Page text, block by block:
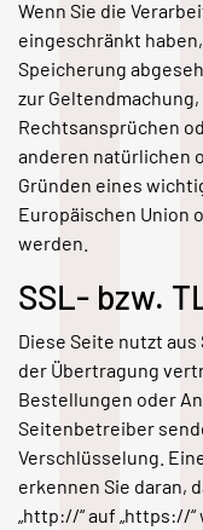
Wenn Sie die
eingeschränkt
Speicherung
zur
Rechtsansprüchen
anderen natürlichen
Gründen eines
Europäischen Union
werden.
SSL- bzw.
Diese Seite nutzt
der Übertragung
Bestellungen oder
Seitenbetreiber
Verschlüsselung.
erkennen Sie daran,
„http://“ auf „https://